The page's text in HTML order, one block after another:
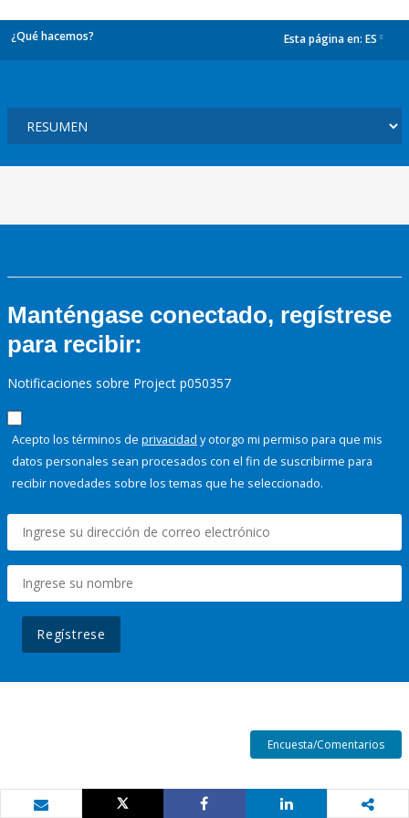
¿Qué hacemos? Esta página en: ES
Manténgase conectado, regístrese
para recibir:
Notificaciones sobre Project p050357
Acepto los términos de privacidad y otorgo mi permiso para que mis
datos personales sean procesados con el fin de suscribirme para
recibir novedades sobre los temas que he seleccionado.
Regístrese
Encuesta/Comentarios